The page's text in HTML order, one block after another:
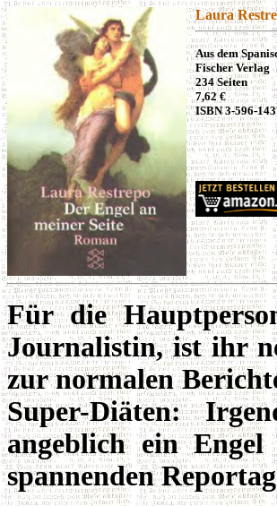
Laura
Aus dem
Fischer Verlag
234 Seiten
7,62 €
ISBN 3-596-
Für die
Journalistin, ist ihr
zur normalen
Super-Diäten:
angeblich ein
spannenden